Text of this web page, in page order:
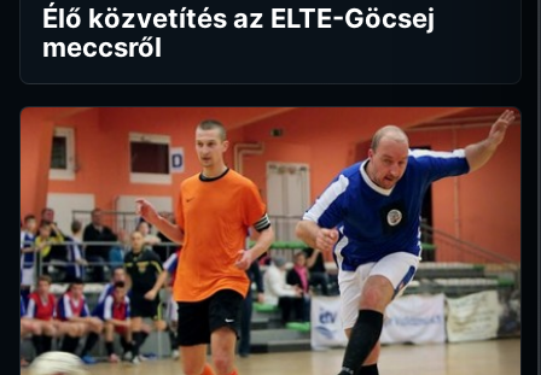
Élő közvetítés az ELTE-Göcsej
meccsről